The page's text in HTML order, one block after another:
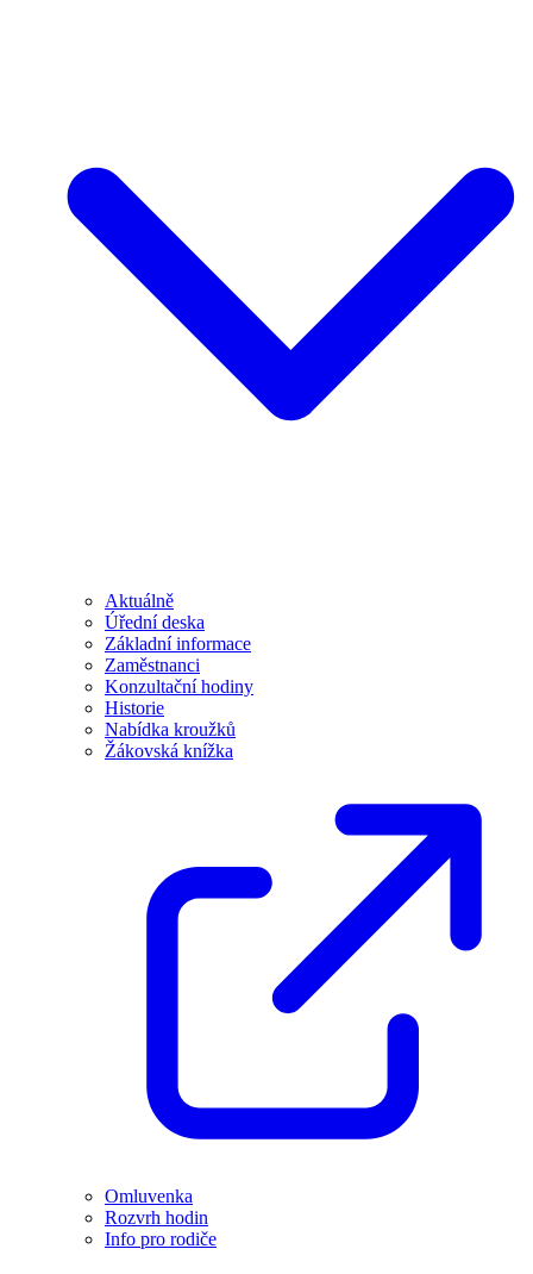
Aktuálně
Úřední deska
Základní informace
Zaměstnanci
Konzultační hodiny
Historie
Nabídka kroužků
Žákovská knížka
Omluvenka
Rozvrh hodin
Info pro rodiče